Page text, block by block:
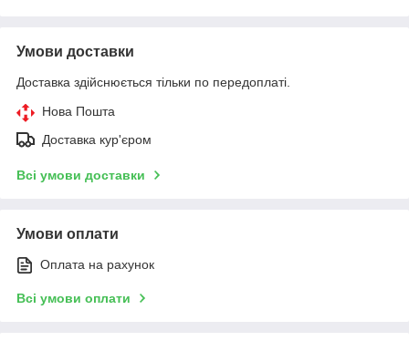
Умови доставки
Доставка здійснюється тільки по передоплаті.
Нова Пошта
Доставка кур'єром
Всі умови доставки
Умови оплати
Оплата на рахунок
Всі умови оплати